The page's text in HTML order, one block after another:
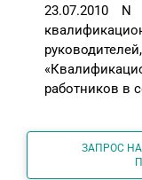
23.07.2010
работников в
ЗАПРОС